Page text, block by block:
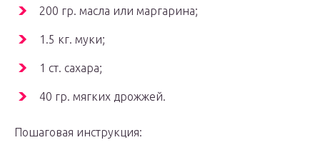
200 гр. масла или маргарина;
1.5 кг. муки;
1 ст. сахара;
40 гр. мягких дрожжей.
Пошаговая инструкция: